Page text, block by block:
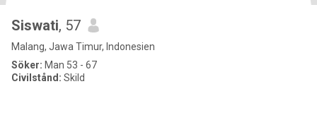
Siswati, 57
Malang, Jawa Timur, Indonesien
Söker: Man 53 - 67
Civilstånd: Skild